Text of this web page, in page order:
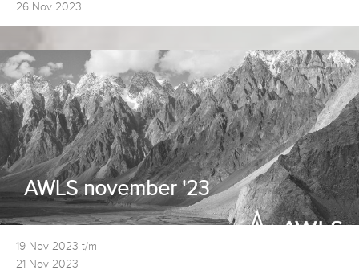
26 Nov 2023
AWLS november '23
19 Nov 2023 t/m
21 Nov 2023